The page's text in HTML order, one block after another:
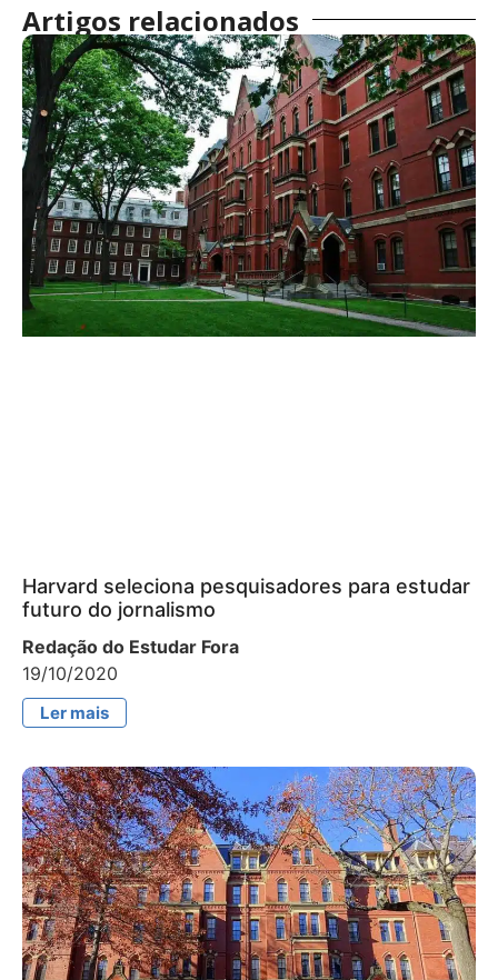
Artigos relacionados
Harvard seleciona pesquisadores para estudar
futuro do jornalismo
Redação do Estudar Fora
19/10/2020
Ler mais